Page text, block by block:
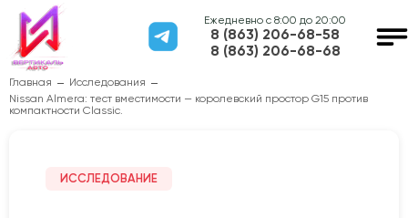
Ежедневно с 8:00 до 20:00
8 (863) 206-68-58
8 (863) 206-68-68
Главная
Исследования
Nissan Almera: тест вместимости — королевский простор G15 против
компактности Classic.
ИССЛЕДОВАНИЕ